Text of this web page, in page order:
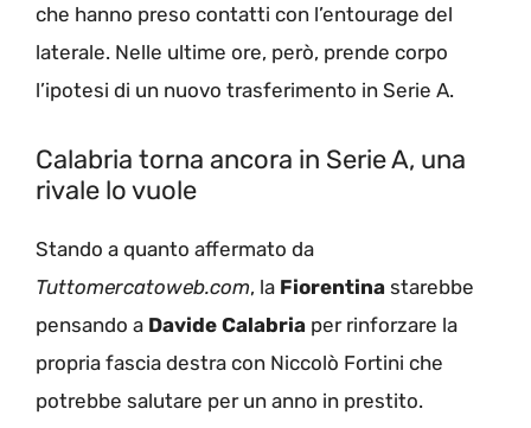
che hanno preso contatti con l’entourage del
laterale. Nelle ultime ore, però, prende corpo
l’ipotesi di un nuovo trasferimento in Serie A.
Calabria torna ancora in Serie A, una
rivale lo vuole
Stando a quanto affermato da
Tuttomercatoweb.com, la Fiorentina starebbe
pensando a Davide Calabria per rinforzare la
propria fascia destra con Niccolò Fortini che
potrebbe salutare per un anno in prestito.